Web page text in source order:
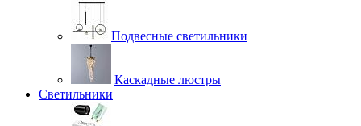
Подвесные светильники
Каскадные люстры
Светильники